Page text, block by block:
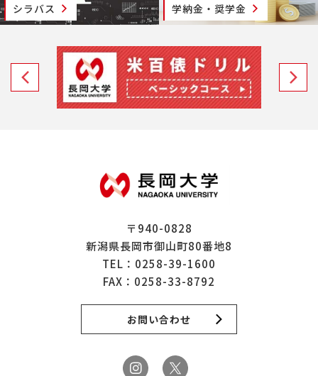
シラバス 学納金・奨学金
〒940-0828
新潟県長岡市御山町80番地8
TEL： 0258-39-1600
FAX：0258-33-8792
お問い合わせ